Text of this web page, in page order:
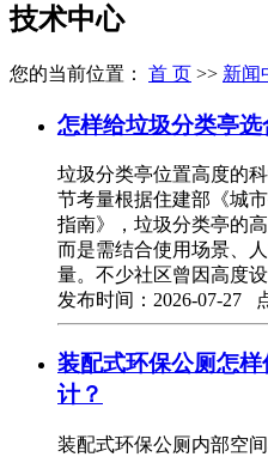
技术中心
您的当前位置： 首 页 >> 新闻
怎样给垃圾分类亭
垃圾分类亭位置高度的
节考量根据住建部《城
指南》，垃圾分类亭的
而是需结合使用场景、
量。不少社区曾因高度
发布时间：2026-07-27
装配式环保公厕怎
计？
装配式环保公厕内部空